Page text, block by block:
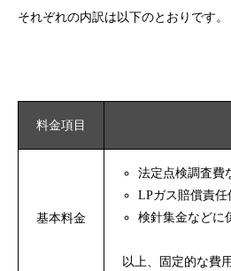
それぞれの内訳は以下のとおりです。
料金項目
基本料金
法定点検調査費
LPガス賠償責任
検針集金などに
以上、固定的な費